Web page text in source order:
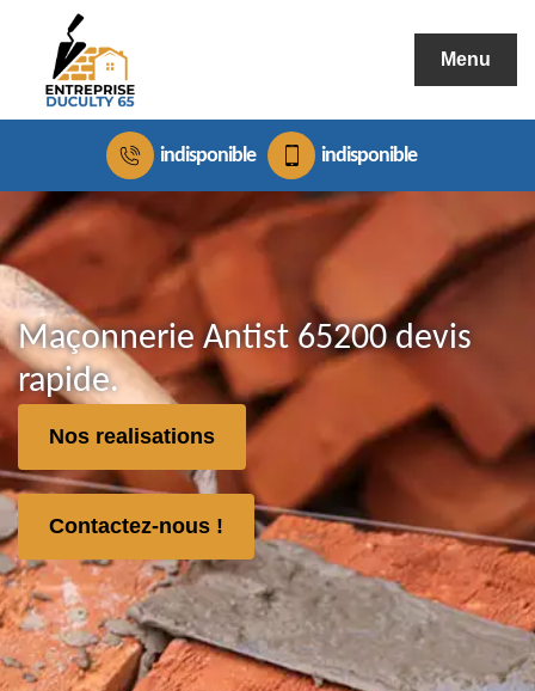
Menu
indisponible indisponible
Maçonnerie Antist 65200 devis
rapide.
Nos realisations
Contactez-nous !